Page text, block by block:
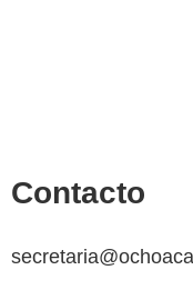
Contacto